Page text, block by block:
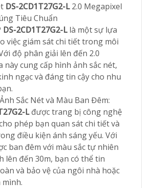
DS-2CD1T27G2-L2.0 Megapixel
Tiêu Chuẩn
DS-2CD1T27G2-Llà một sự lựa
việc giám sát chi tiết trong môi
độ phân giải lên đến 2.0
này cung cấp hình ảnh sắc nét,
ngạc và đáng tin cậy cho nhu
Sắc Nét và Màu Ban Đêm:
Lđược trang bị công nghệ
phép bạn quan sát chi tiết và
điều kiện ánh sáng yếu. Với
ban đêm với màu sắc tự nhiên
lên đến 30m, bạn có thể tin
và bảo vệ của ngôi nhà hoặc